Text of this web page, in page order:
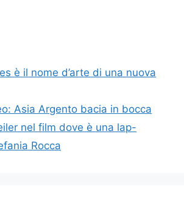
è il nome d’arte di una nuova
Asia Argento bacia in bocca
nel film dove è una lap-
Rocca